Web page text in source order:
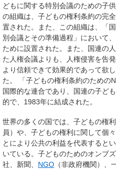
どもに関する特別会議のための子
の組織は、子どもの権利条約の完
置された。また、この組織は、「
別会議とその準備過程」において
ために設置された。また、国連の
た人権会議よりも、人権侵害を告
より信頼できて効果的であって欲
た。 「子どもの権利条約のための
国際的な連合であり、国連の子ど
的で、1983年に結成された。
世界の多くの国では、子どもの権
員）や、子どもの権利に関して個
とにより公共の利益を代表すると
いている。子どものためのオンブ
社、新聞、 NGO （非政府機関）、